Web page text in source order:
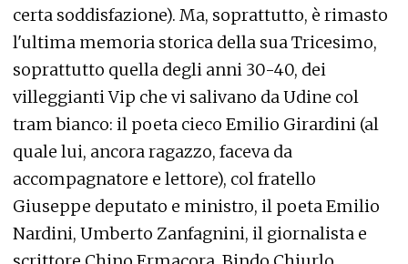
certa soddisfazione). Ma, soprattutto, è rimasto
l'ultima memoria storica della sua Tricesimo,
soprattutto quella degli anni 30-40, dei
villeggianti Vip che vi salivano da Udine col
tram bianco: il poeta cieco Emilio Girardini (al
quale lui, ancora ragazzo, faceva da
accompagnatore e lettore), col fratello
Giuseppe deputato e ministro, il poeta Emilio
Nardini, Umberto Zanfagnini, il giornalista e